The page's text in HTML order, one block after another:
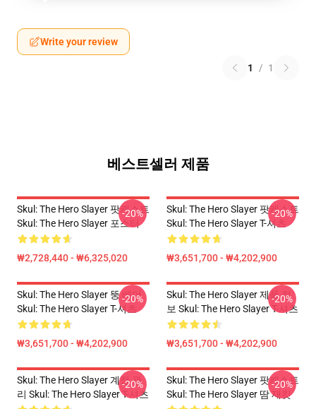
Write your review
1 / 1
베스트셀러 제품
Skul: The Hero Slayer 팟캐스트
Skul: The Hero Slayer 포스터
₩2,728,440 - ₩6,325,020
-20%
Skul: The Hero Slayer 팟캐스트
Skul: The Hero Slayer T-셔츠
₩3,651,700 - ₩4,202,900
-20%
Skul: The Hero Slayer 뚱 베어
Skul: The Hero Slayer T-셔츠
₩3,651,700 - ₩4,202,900
-20%
Skul: The Hero Slayer 제품 정
보 Skul: The Hero Slayer T-셔츠
₩3,651,700 - ₩4,202,900
-20%
Skul: The Hero Slayer 계정 관
리 Skul: The Hero Slayer T-셔츠
-20%
Skul: The Hero Slayer 팟캐스트
Skul: The Hero Slayer 땀 재킷
-20%